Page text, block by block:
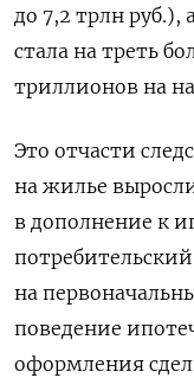
до 7,2 трлн руб.),
стала на треть
триллионов на
Это отчасти
на жилье
в дополнение к
на
поведение
оформления